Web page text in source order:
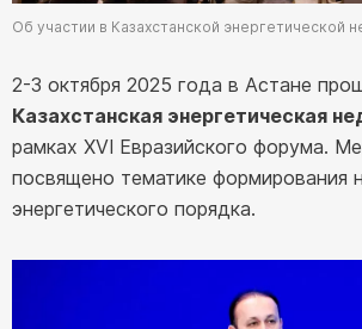
Об участии в Казахстанской энергетической
2-3 октября 2025 года в Астане
Казахстанская энергетическая
рамках XVI Евразийского форума.
посвящено тематике формирования
энергетического порядка.